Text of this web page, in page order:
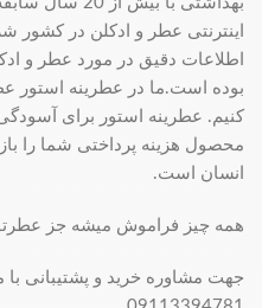
اینترنتی عطر و ادکلن در کشور
اطلاعات دقیق در مورد عطر و
بوده است.ما در عطرینه استور
کنیم. عطرینه استور برای
محصول هزینه پرداختی شما را
انسان است.
همه چیز فراموش میشه جز
جهت مشاوره خرید و پشتیبانی